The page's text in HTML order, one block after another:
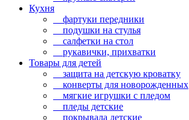
Кухня
фартуки передники
подушки на стулья
салфетки на стол
рукавички, прихватки
Товары для детей
защита на детскую кроватку
конверты для новорожденных
мягкие игрушки с пледом
пледы детские
покрывала детские